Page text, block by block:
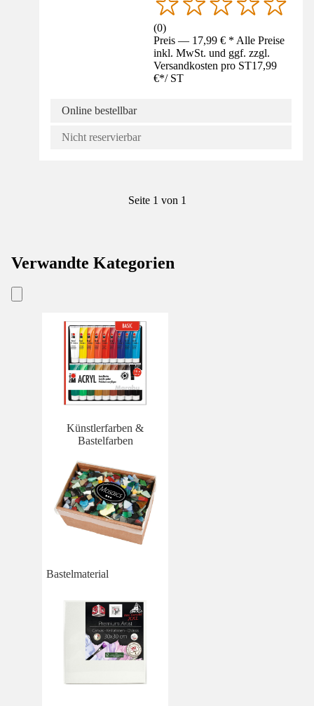
(0)
Preis — 17,99 € * Alle Preise
inkl. MwSt. und ggf. zzgl.
Versandkosten pro ST17,99
€*/ ST
Online bestellbar
Nicht reservierbar
Seite 1 von 1
Verwandte Kategorien
Künstlerfarben &
Bastelfarben
Bastelmaterial